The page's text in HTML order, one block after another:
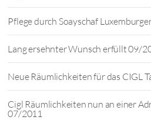
Pflege durch Soayschaf
Lang ersehnter Wunsch erfüllt 09/
Neue Räumlichkeiten für das CIGL
Cigl Räumlichkeiten nun an einer
07/2011